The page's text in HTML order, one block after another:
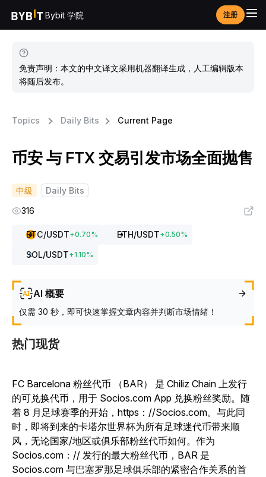
Bybit 学院 注册
免责声明：本文的中文译文采用机器翻译生成，人工编辑版本
将随后发布。
Topics Daily Bits Current Page
币安 与 FTX 交易引发市场全面抛售
中級
Daily Bits
316
BTC/USDT+0.70% ETH/USDT+0.50%
SOL/USDT+1.10%
AI 概要
仅需 30 秒，即可快速掌握文章内容并判断市场情绪！
热门现货
FC Barcelona 粉丝代币 （BAR） 是 Chiliz Chain 上发行
的可兑换代币，用于 Socios.com App 兑换粉丝奖励。 随
着 8 月足球赛季的开始，https：//Socios.com。与此同
时，即将到来的卡塔尔世界杯为所有足球迷代币带来顺
风，无论国家/地区或俱乐部粉丝代币如何。作为
Socios.com：// 发行的最大粉丝代币，BAR 是
Socios.com 与巴塞罗那足球俱乐部的紧密合作关系的首